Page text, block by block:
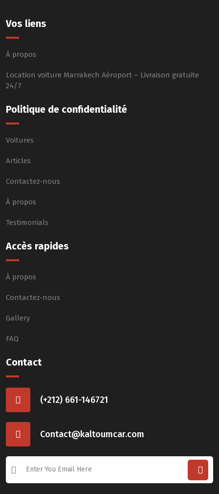
Vos liens
À propos
Location voiture Marrakech Aéroport – Livraison gratuite
24/7
Politique de confidentialité
Voitures
Articles
Contactez-nous
À propos
Testimonials
Accès rapides
À propos
Contactez-nous
Gallery
FAQ
Contact
(+212) 661-146721
Contact@kaltoumcar.com